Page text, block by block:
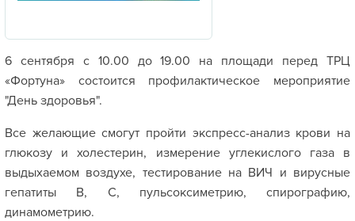
6 сентября с 10.00 до 19.00 на площади перед ТРЦ
«Фортуна» состоится профилактическое мероприятие
"День здоровья".
Все желающие смогут пройти экспресс-анализ крови на
глюкозу и холестерин, измерение углекислого газа в
выдыхаемом воздухе, тестирование на ВИЧ и вирусные
гепатиты В, С, пульсоксиметрию, спирографию,
динамометрию.